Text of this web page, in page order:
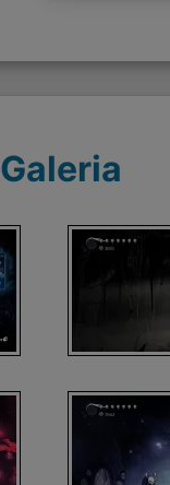
Galeria